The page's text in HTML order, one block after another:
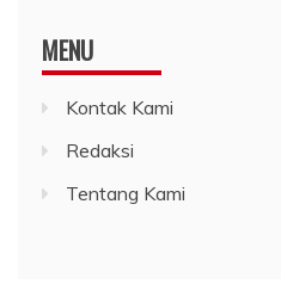
MENU
Kontak Kami
Redaksi
Tentang Kami